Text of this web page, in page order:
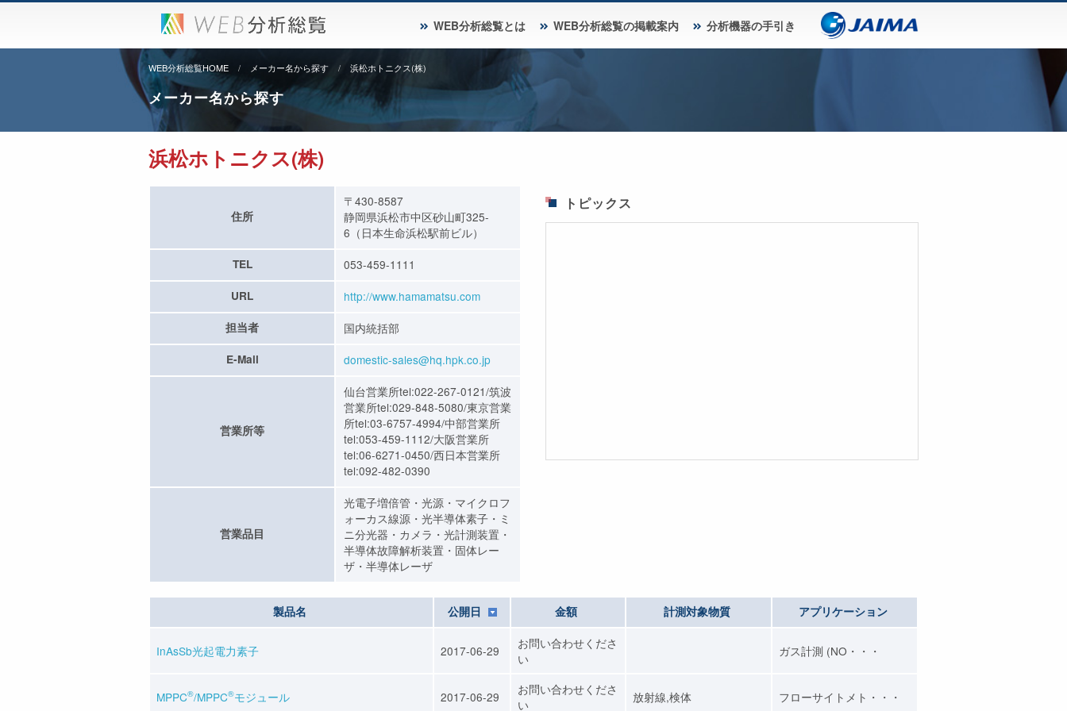
WEB分析総覧とは WEB分析総覧の掲載案内 分析機器の手引き
WEB分析総覧HOME メーカー名から探す 浜松ホトニクス(株)
メーカー名から探す
浜松ホトニクス(株)
住所
〒430-8587
静岡県浜松市中区砂山町325-
6（日本生命浜松駅前ビル）
TEL 053-459-1111
URL http://www.hamamatsu.com
担当者 国内統括部
E-Mail domestic-sales@hq.hpk.co.jp
営業所等
仙台営業所tel:022-267-0121/筑波
営業所tel:029-848-5080/東京営業
所tel:03-6757-4994/中部営業所
tel:053-459-1112/大阪営業所
tel:06-6271-0450/西日本営業所
tel:092-482-0390
営業品目
光電子増倍管・光源・マイクロフ
ォーカス線源・光半導体素子・ミ
ニ分光器・カメラ・光計測装置・
半導体故障解析装置・固体レー
ザ・半導体レーザ
トピックス
製品名 公開日 金額 計測対象物質 アプリケーション
InAsSb光起電力素子 2017-06-29
お問い合わせくださ
い
ガス計測 (NO・・・
MPPC®/MPPC®モジュール 2017-06-29
お問い合わせくださ
い
放射線,検体 フローサイトメト・・・